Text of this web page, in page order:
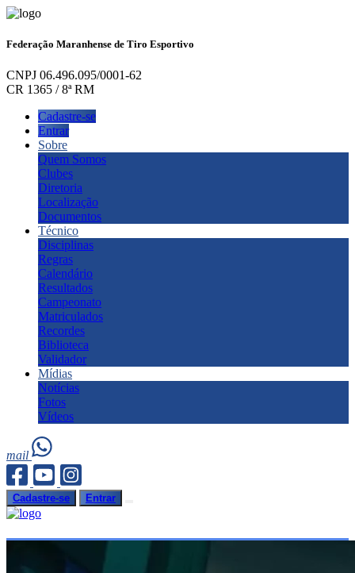
Federação Maranhense de Tiro Esportivo
CNPJ 06.496.095/0001-62
CR 1365 / 8ª RM
Cadastre-se
Entrar
Sobre
Quem Somos
Clubes
Diretoria
Localização
Documentos
Técnico
Disciplinas
Regras
Calendário
Resultados
Campeonato
Matriculados
Recordes
Biblioteca
Validador
Mídias
Notícias
Fotos
Vídeos
mail
Cadastre-se Entrar